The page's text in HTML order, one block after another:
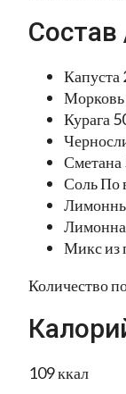
Капуста
Курага
Сметана
Соль По
Микс из
Количество
109 ккал